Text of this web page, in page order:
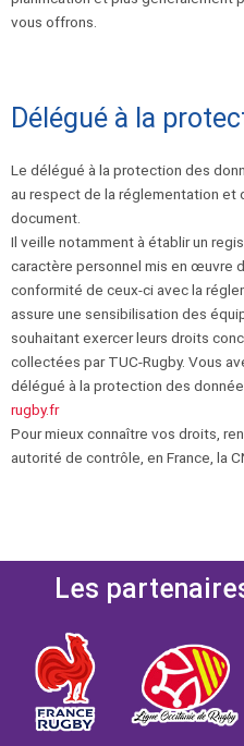
vous offrons.
Délégué à la
Le délégué à la protection des
au respect de la réglementation
document.
Il veille notamment à établir un
caractère personnel mis en œuvre
conformité de ceux-ci avec la
assure une sensibilisation des
souhaitant exercer leurs droits
collectées par TUC-Rugby. Vous
délégué à la protection des
rugby.fr
Pour mieux connaître vos droits,
autorité de contrôle, en France, la
Les